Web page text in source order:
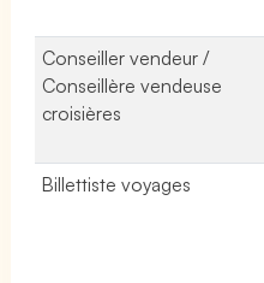
Conseiller vendeur /
Conseillère vendeuse
croisières
Billettiste voyages